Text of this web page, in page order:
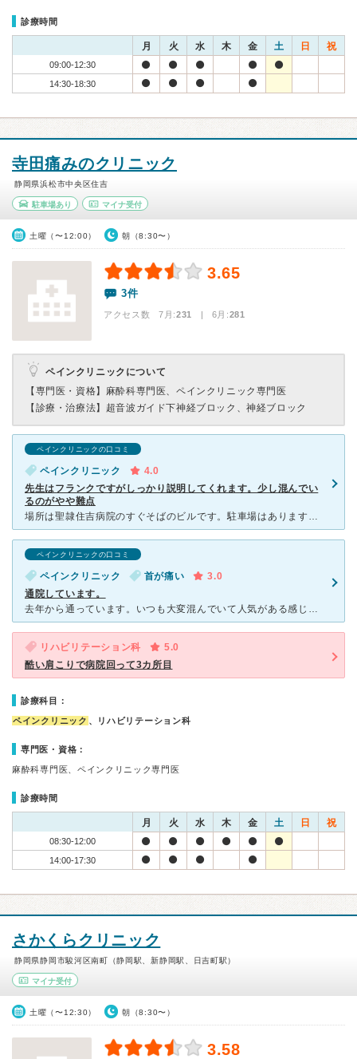
診療時間
月 火 水 木 金 土 日 祝
09:00-12:30
14:30-18:30
寺田痛みのクリニック
静岡県浜松市中央区住吉
駐車場あり マイナ受付
土曜（〜12:00） 朝（8:30〜）
3.65
3件
アクセス数 7月:231 | 6月:281
ペインクリニックについて
【専門医・資格】 麻酔科専門医、ペインクリニック専門医
【診療・治療法】 超音波ガイド下神経ブロック、神経ブロック
ペインクリニックの口コミ
ペインクリニック
4.0
先生はフランクですがしっかり説明してくれます。少し混んでい
るのがやや難点
場所は聖隷住吉病院のすぐそばのビルです。駐車場はありますが、それ以上に患者さんが多いクリニックなので駐車場待ちになってしまうこともあります。周辺の道路が混雑していることが多いのでアクセスが少し良くない
ペインクリニックの口コミ
ペインクリニック 首が痛い
3.0
通院しています。
去年から通っています。いつも大変混んでいて人気がある感じです。 そのせいか時間帯によってはかなりまたされます。 看護婦さんやリハビリ助手さんはとても感じのいい人ばかりで院内は清潔感あります。 た
リハビリテーション科
5.0
酷い肩こりで病院回って3カ所目
診療科目：
ペインクリニック 、リハビリテーション科
専門医・資格：
麻酔科専門医、ペインクリニック専門医
診療時間
月 火 水 木 金 土 日 祝
08:30-12:00
14:00-17:30
さかくらクリニック
静岡県静岡市駿河区南町（静岡駅、新静岡駅、日吉町駅）
マイナ受付
土曜（〜12:30） 朝（8:30〜）
3.58